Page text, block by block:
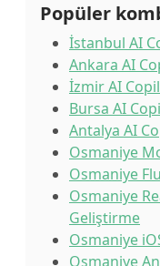
Popüler
İstanbul AI
Ankara AI
İzmir AI
Bursa AI
Antalya AI
Osmaniye
Osmaniye
Osmaniye
Geliştirme
Osmaniye
Osmaniye